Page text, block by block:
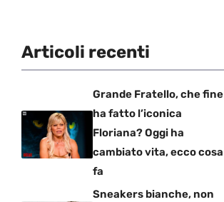
Articoli recenti
Grande Fratello, che fine
ha fatto l’iconica
Floriana? Oggi ha
cambiato vita, ecco cosa
fa
Sneakers bianche, non